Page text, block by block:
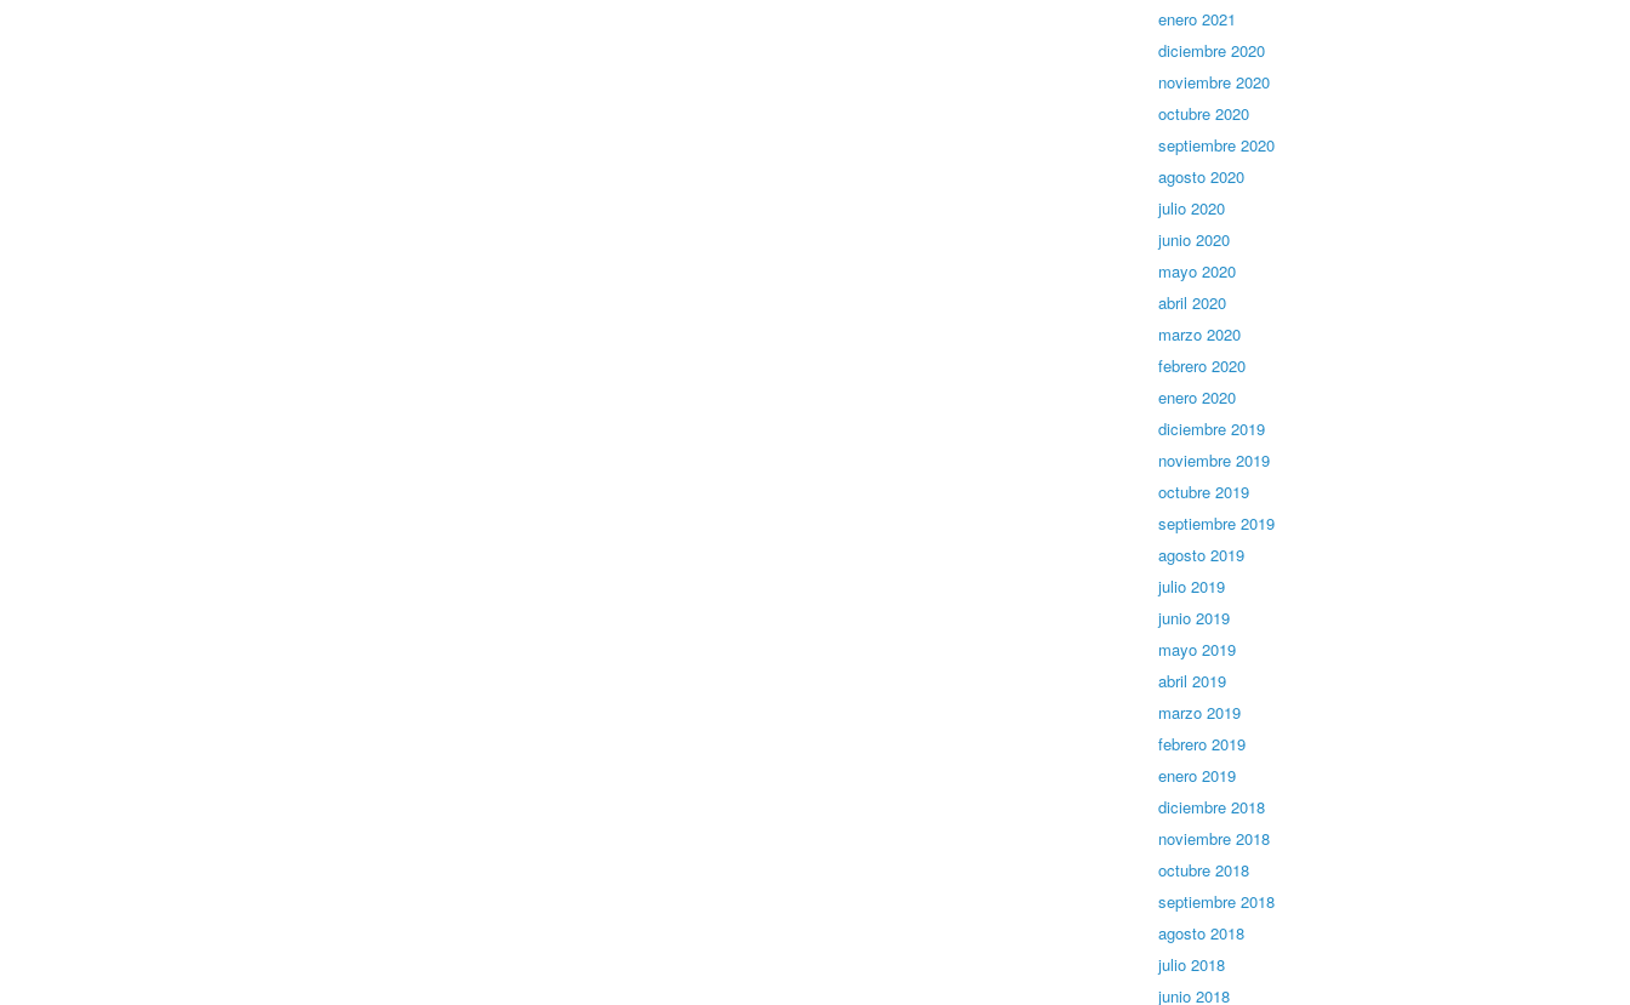
enero 2021
diciembre 2020
noviembre 2020
octubre 2020
septiembre 2020
agosto 2020
julio 2020
junio 2020
mayo 2020
abril 2020
marzo 2020
febrero 2020
enero 2020
diciembre 2019
noviembre 2019
octubre 2019
septiembre 2019
agosto 2019
julio 2019
junio 2019
mayo 2019
abril 2019
marzo 2019
febrero 2019
enero 2019
diciembre 2018
noviembre 2018
octubre 2018
septiembre 2018
agosto 2018
julio 2018
junio 2018